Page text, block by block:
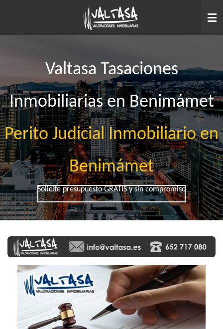
contenido
Valtasa Tasaciones
Inmobiliarias en Benimámet
Perito Judicial Inmobiliario en
Benimámet
Solicite presupuesto GRATIS y sin compromiso